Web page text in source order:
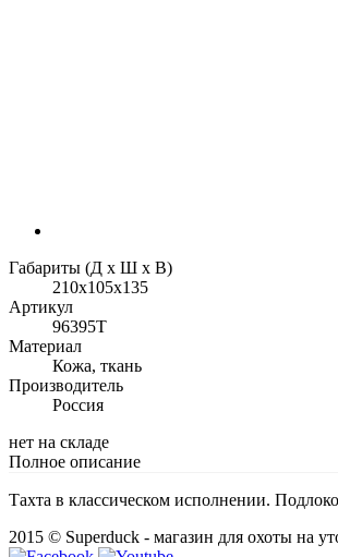
Габариты (Д х Ш х В)
210x105x135
Артикул
96395Т
Материал
Кожа, ткань
Производитель
Россия
нет на складе
Полное описание
Тахта в классическом исполнении.
2015 © Superduck - магазин для охоты на